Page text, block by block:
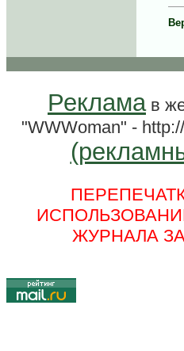
Рекламав
"WWWoman" -
ЖУРНАЛА